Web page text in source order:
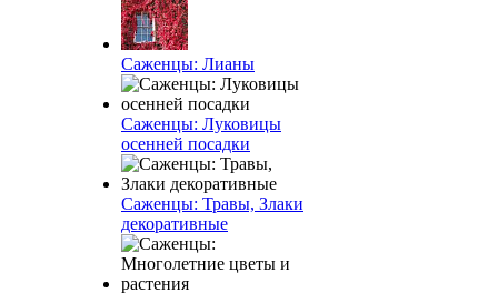
Саженцы: Лианы
Саженцы: Луковицы
осенней посадки
Саженцы: Травы, Злаки
декоративные